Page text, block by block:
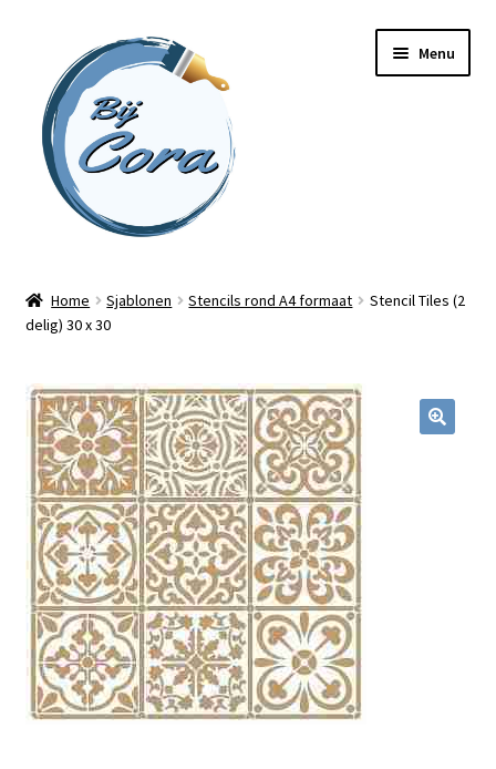
naar
navigatie
inhoud
Menu
Workshops
Online cursussen
Shop
Blog / DIY / Tutorials
Over mij
Contact
Home Sjablonen Stencils rond A4 formaat
Stencil Tiles (2
delig) 30 x 30